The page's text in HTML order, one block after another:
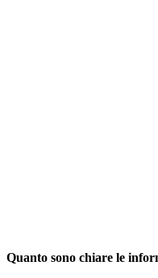
Quanto sono chiare le